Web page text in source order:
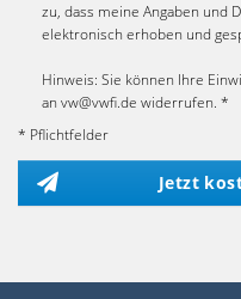
zu, dass meine Angaben und
elektronisch erhoben und
Hinweis: Sie können Ihre
an vw@vwfi.de widerrufen. *
* Pflichtfelder
Jetzt